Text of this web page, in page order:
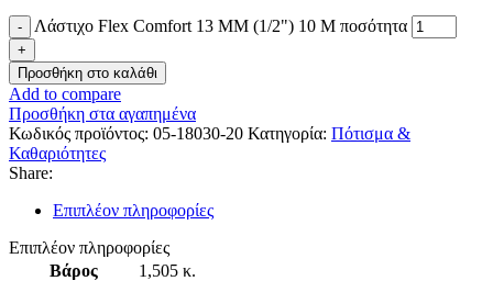
Λάστιχο Flex Comfort 13 MM (1/2") 10 M ποσότητα
Προσθήκη στο καλάθι
Add to compare
Προσθήκη στα αγαπημένα
Κωδικός προϊόντος: 05-18030-20 Κατηγορία: Πότισμα &
Καθαριότητες
Share:
Επιπλέον πληροφορίες
Επιπλέον πληροφορίες
Βάρος
1,505 κ.